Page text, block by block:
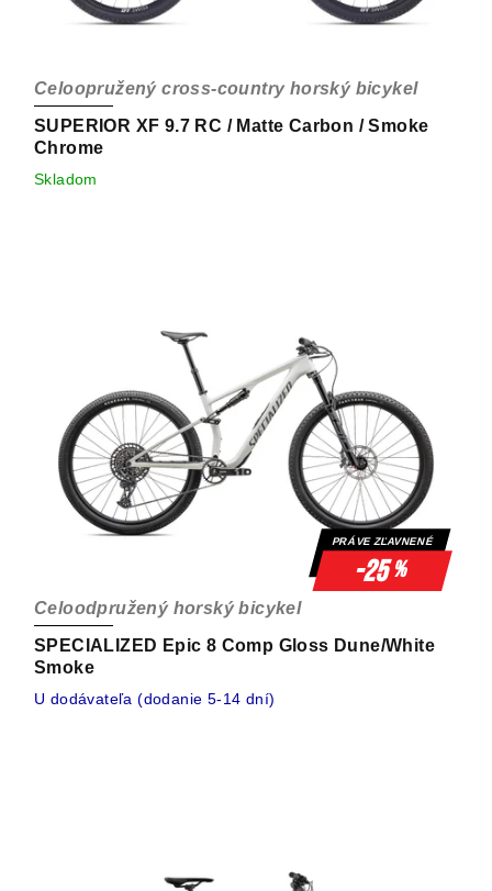
SUPERIOR XF 9.7 RC / Matte Carbon / Smoke
Chrome
Celoopružený cross-country horský bicykel
Skladom
PRÁVE ZĽAVNENÉ
-25%
SPECIALIZED Epic 8 Comp Gloss Dune/White
Smoke
Celoodpružený horský bicykel
U dodávateľa (dodanie 5-14 dní)